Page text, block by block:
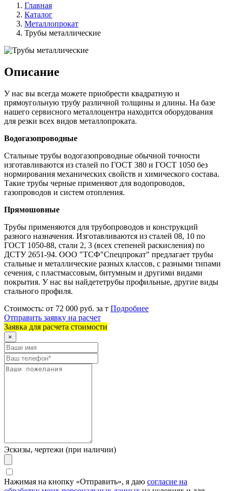
Главная
Каталог
Металлопрокат
Трубы металлические
Описание
У нас вы всегда можете приобрести квадратную и
прямоугольную трубу различной толщины и длины. На базе
нашего сервисного металлоцентра находится оборудования
для резки всех видов металлопроката.
Водогазопроводные
Стальные трубы водогазопроводные обычной точности
изготавливаются из сталей по ГОСТ 380 и ГОСТ 1050 без
нормирования механических свойств и химического состава.
Такие трубы черные применяют для водопроводов,
газопроводов и систем отопления.
Прямошовные
Трубы применяются для трубопроводов и конструкций
разного назначения. Изготавливаются из сталей 08, 10 по
ГОСТ 1050-88, стали 2, 3 (всех степеней раскисления) по
ДСТУ 2651-94. ООО "ТСФ"Спецпрокат" предлагает трубы
стальные и металлические разных классов, с разными типами
сечения, с пластмассовым, битумным и другими видами
покрытия. У нас вы найдететрубы профильные, другие виды
стального профиля.
Стоимость: от 72 000 руб. за т Подробнее
Отправить заявку на расчет
Заявка для расчета стоимости
×
Эскизы, чертежи (при наличии)
Нажимая на кнопку «Отправить», я даю согласие на